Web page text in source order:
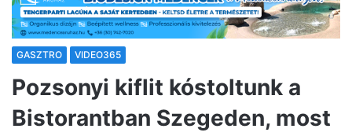
GASZTRO VIDEO365
Pozsonyi kiflit kóstoltunk a
Bistorantban Szegeden, most